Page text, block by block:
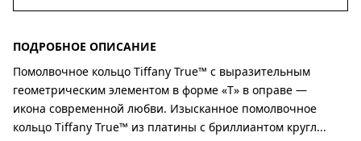
ПОДРОБНОЕ ОПИСАНИЕ
Помолвочное кольцо Tiffany True™ с выразительным
геометрическим элементом в форме «T» в оправе —
икона современной любви. Изысканное помолвочное
кольцо Tiffany True™ из платины с бриллиантом кругл...